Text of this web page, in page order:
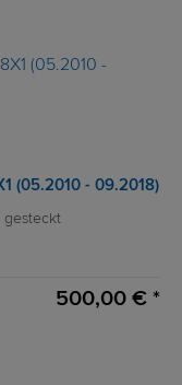
(05.2010 - 09.2018)
gesteckt
500,00 € *